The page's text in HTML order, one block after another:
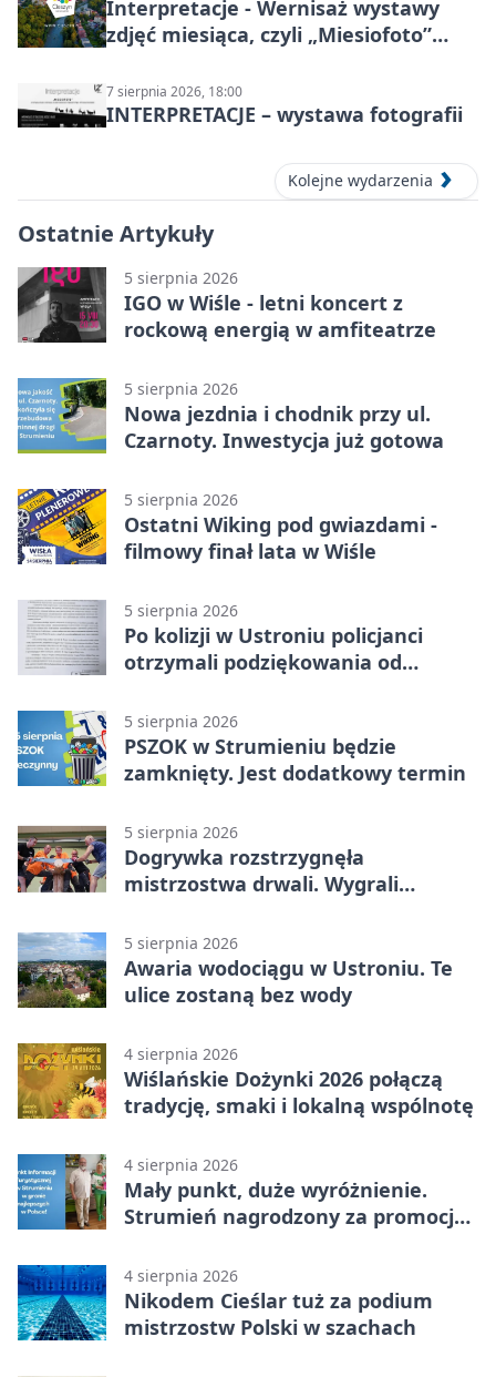
Interpretacje - Wernisaż wystawy
zdjęć miesiąca, czyli „Miesiofoto”
Fotograficznego
7 sierpnia 2026, 18:00
INTERPRETACJE – wystawa fotografii
Kolejne wydarzenia
Ostatnie Artykuły
5 sierpnia 2026
IGO w Wiśle - letni koncert z
rockową energią w amfiteatrze
5 sierpnia 2026
Nowa jezdnia i chodnik przy ul.
Czarnoty. Inwestycja już gotowa
5 sierpnia 2026
Ostatni Wiking pod gwiazdami -
filmowy finał lata w Wiśle
5 sierpnia 2026
Po kolizji w Ustroniu policjanci
otrzymali podziękowania od
5 sierpnia 2026
PSZOK w Strumieniu będzie
zamknięty. Jest dodatkowy termin
5 sierpnia 2026
Dogrywka rozstrzygnęła
mistrzostwa drwali. Wygrali
5 sierpnia 2026
Awaria wodociągu w Ustroniu. Te
ulice zostaną bez wody
4 sierpnia 2026
Wiślańskie Dożynki 2026 połączą
tradycję, smaki i lokalną wspólnotę
4 sierpnia 2026
Mały punkt, duże wyróżnienie.
Strumień nagrodzony za promocję
4 sierpnia 2026
Nikodem Cieślar tuż za podium
mistrzostw Polski w szachach